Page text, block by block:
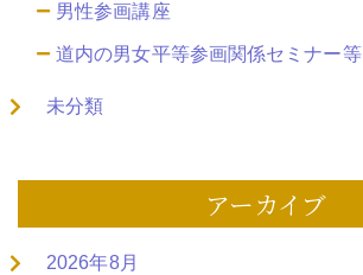
男性参画講座
道内の男女平等参画関係セミナー等
未分類
アーカイブ
2026年8月